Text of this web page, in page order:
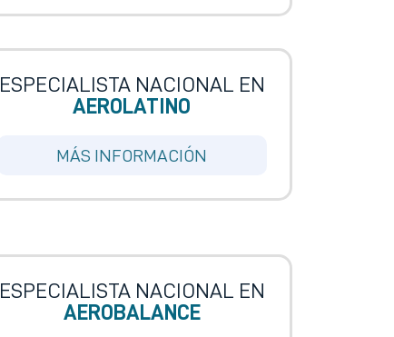
ESPECIALISTA NACIONAL EN
AEROLATINO
MÁS INFORMACIÓN
ESPECIALISTA NACIONAL EN
AEROBALANCE